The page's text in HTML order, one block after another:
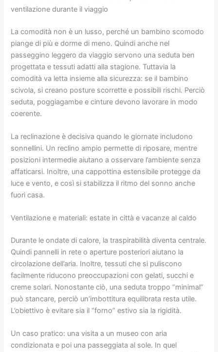
ventilazione durante il viaggio
La comodità non è un lusso, perché un bambino scomodo
piange di più e dorme di meno. Quindi anche nel
passeggino leggero da viaggio servono una seduta ben
progettata e tessuti adatti alla stagione. Tuttavia la
comodità va letta insieme alla sicurezza: se il bambino
scivola, si creano posture scorrette e possibili rischi. Perciò
seduta, poggiagambe e cinture devono lavorare in modo
coerente.
La reclinazione è decisiva quando le giornate includono
sonnellini. Un reclino ampio permette di riposare, mentre
posizioni intermedie aiutano a osservare l’ambiente senza
affaticarsi. Inoltre, una cappottina estensibile protegge da
luce e vento, e così si stabilizza il ritmo del sonno anche
fuori casa.
Ventilazione e materiali: estate in città e vacanze al caldo
Durante le ondate di calore, la traspirabilità diventa centrale.
Quindi pannelli in rete o aperture posteriori aiutano la
circolazione dell’aria. Inoltre, tessuti che si puliscono
facilmente riducono preoccupazioni con gelati, succhi e
creme solari. Nonostante ciò, una seduta troppo “minimal”
può stancare, perciò un’imbottitura equilibrata resta utile.
L’obiettivo è evitare sia il “forno” estivo sia la rigidità.
Un caso pratico: una visita a un museo con aria
condizionata e poi una passeggiata al sole. In quel